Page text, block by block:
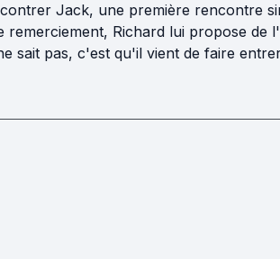
Jack, une première rencontre
remerciement, Richard lui propose
sait pas, c'est qu'il vient de faire